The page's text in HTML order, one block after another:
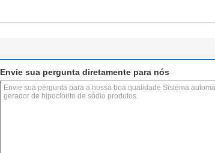
Envie sua pergunta diretamente para nós